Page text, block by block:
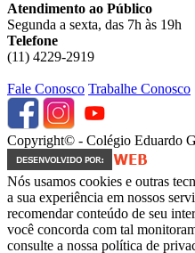
Atendimento ao Público
Segunda a sexta, das 7h às 19h
Telefone
(11) 4229-2919
Fale Conosco Trabalhe Conosco
Copyright© - Colégio Eduardo
Nós usamos cookies e outras
a sua experiência em nossos
recomendar conteúdo de seu
você concorda com tal
consulte a nossa política de